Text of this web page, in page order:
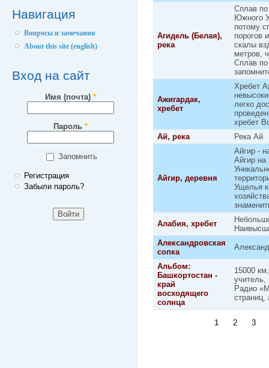
Навигация
Вопросы и замечания
About this site (english)
Вход на сайт
Имя (почта) *
Пароль *
Запомнить
Регистрация
Забыли пароль?
Агидель (Белая),
река
Сплав по
Южного
потому
порогов
скалы
метров,
Сплав по
Ажигардак,
хребет
Хребет
легко
хребет
Ай, река
Река Ай
Айгир, деревня
Айгир -
Айгир на
Ущелья
Алабия, хребет
Александровская
сопка
Альбом:
Башкортостан -
край
восходящего
солнца
15000
учитель,
Радио
страниц,
1 2 3